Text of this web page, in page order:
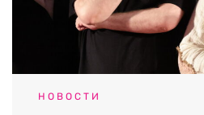
НОВОСТИ